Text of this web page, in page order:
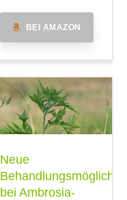
BEI AMAZON
Neue
Behandlungsmöglichkeit
bei Ambrosia-